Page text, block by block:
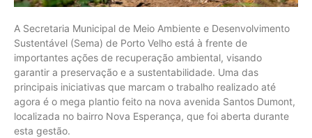
A Secretaria Municipal de Meio Ambiente e Desenvolvimento
Sustentável (Sema) de Porto Velho está à frente de
importantes ações de recuperação ambiental, visando
garantir a preservação e a sustentabilidade. Uma das
principais iniciativas que marcam o trabalho realizado até
agora é o mega plantio feito na nova avenida Santos Dumont,
localizada no bairro Nova Esperança, que foi aberta durante
esta gestão.